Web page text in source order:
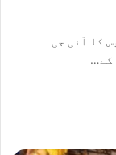
کا آئی جی
کے…